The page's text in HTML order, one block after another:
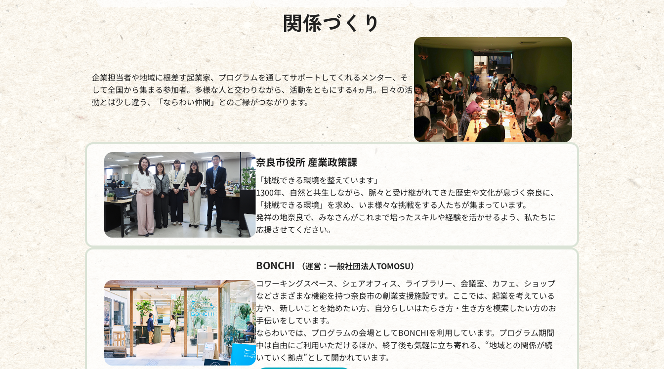
関係づくり
企業担当者や地域に根差す起業家、プログラムを通してサポートしてくれるメンター、そ
して全国から集まる参加者。多様な人と交わりながら、活動をともにする4ヵ月。日々の活
動とは少し違う、「ならわい仲間」とのご縁がつながります。
奈良市役所 産業政策課
「挑戦できる環境を整えています」
1300年、自然と共生しながら、脈々と受け継がれてきた歴史や文化が息づく奈良に、
「挑戦できる環境」を求め、いま様々な挑戦をする人たちが集まっています。
発祥の地奈良で、みなさんがこれまで培ったスキルや経験を活かせるよう、私たちに
応援させてください。
BONCHI
（運営：一般社団法人TOMOSU）
コワーキングスペース、シェアオフィス、ライブラリー、会議室、カフェ、ショップ
などさまざまな機能を持つ奈良市の創業支援施設です。ここでは、起業を考えている
方や、新しいことを始めたい方、自分らしいはたらき方・生き方を模索したい方のお
手伝いをしています。
ならわいでは、プログラムの会場としてBONCHIを利用しています。プログラム期間
中は自由にご利用いただけるほか、終了後も気軽に立ち寄れる、“地域との関係が続
いていく拠点”として開かれています。